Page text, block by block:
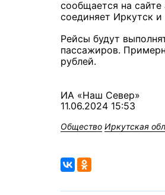
сообщается на
соединяет Иркутск
Рейсы будут
пассажиров.
рублей.
ИА «Наш Север»
11.06.2024 15:53
Общество Иркутская